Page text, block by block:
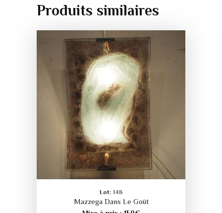
Produits similaires
Lot: 148
Mazzega Dans Le Goût